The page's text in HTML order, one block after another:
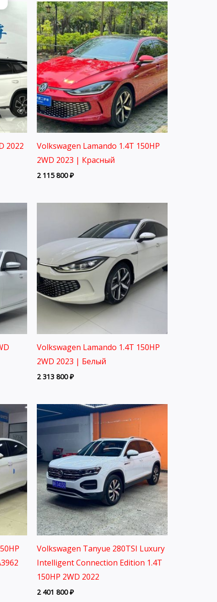
2022
Volkswagen Lamando 1.4T 150HP
2WD 2023 | Красный
2 115 800₽
Volkswagen Lamando 1.4T 150HP
2WD 2023 | Белый
2 313 800₽
Volkswagen Tanyue 280TSI Luxury
Intelligent Connection Edition 1.4T
150HP 2WD 2022
2 401 800₽